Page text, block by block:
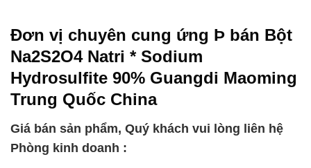
Đơn vị chuyên cung ứng Þ bán Bột
Na2S2O4 Natri * Sodium
Hydrosulfite 90% Guangdi Maoming
Trung Quốc China
Giá bán sản phẩm, Quý khách vui lòng liên hệ
Phòng kinh doanh :